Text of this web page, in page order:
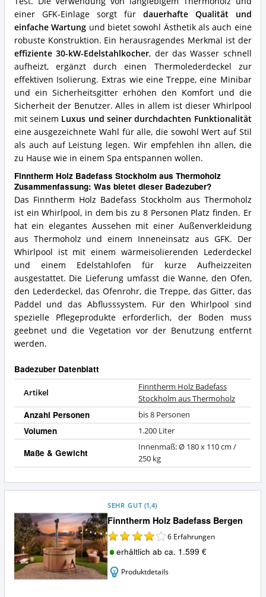
einer GFK-Einlage sorgt für dauerhafte Qualität und
einfache Wartung und bietet sowohl Ästhetik als auch eine
robuste Konstruktion. Ein herausragendes Merkmal ist der
effiziente 30-kW-Edelstahlkocher, der das Wasser schnell
aufheizt, ergänzt durch einen Thermolederdeckel zur
effektiven Isolierung. Extras wie eine Treppe, eine Minibar
und ein Sicherheitsgitter erhöhen den Komfort und die
Sicherheit der Benutzer. Alles in allem ist dieser Whirlpool
mit seinem Luxus und seiner durchdachten Funktionalität
eine ausgezeichnete Wahl für alle, die sowohl Wert auf Stil
als auch auf Leistung legen. Wir empfehlen ihn allen, die
zu Hause wie in einem Spa entspannen wollen.
Finntherm Holz Badefass Stockholm aus Thermoholz
Zusammenfassung: Was bietet dieser Badezuber?
Das Finntherm Holz Badefass Stockholm aus Thermoholz
ist ein Whirlpool, in dem bis zu 8 Personen Platz finden. Er
hat ein elegantes Aussehen mit einer Außenverkleidung
aus Thermoholz und einem Inneneinsatz aus GFK. Der
Whirlpool ist mit einem wärmeisolierenden Lederdeckel
und einem Edelstahlofen für kurze Aufheizzeiten
ausgestattet. Die Lieferung umfasst die Wanne, den Ofen,
den Lederdeckel, das Ofenrohr, die Treppe, das Gitter, das
Paddel und das Abflusssystem. Für den Whirlpool sind
spezielle Pflegeprodukte erforderlich, der Boden muss
geebnet und die Vegetation vor der Benutzung entfernt
werden.
Badezuber Datenblatt
Artikel
Finntherm Holz Badefass
Stockholm aus Thermoholz
Anzahl Personen bis 8 Personen
Volumen 1.200 Liter
Maße & Gewicht
Innenmaß: Ø 180 x 110 cm /
250 kg
Finntherm Holz Badefass Bergen
SEHR GUT (1,4)
6 Erfahrungen
erhältlich ab ca. 1.599 €
Produktdetails